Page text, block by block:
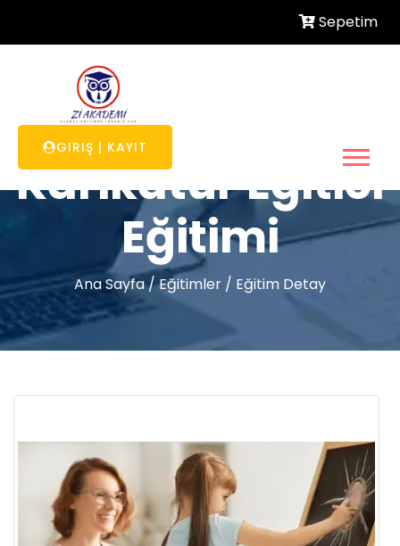
Sepetim
GIRIŞ | KAYIT
Karikatür Eğitici
Eğitimi
Ana Sayfa/Eğitimler / Eğitim Detay